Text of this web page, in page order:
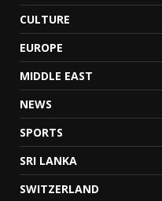
CULTURE
EUROPE
MIDDLE EAST
NEWS
SPORTS
SRI LANKA
SWITZERLAND